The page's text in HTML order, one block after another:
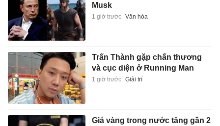
Musk
1 giờ trước Văn hóa
Trấn Thành gặp chấn thương
và cục diện ở Running Man
1 giờ trước Giải trí
Giá vàng trong nước tăng gần 2